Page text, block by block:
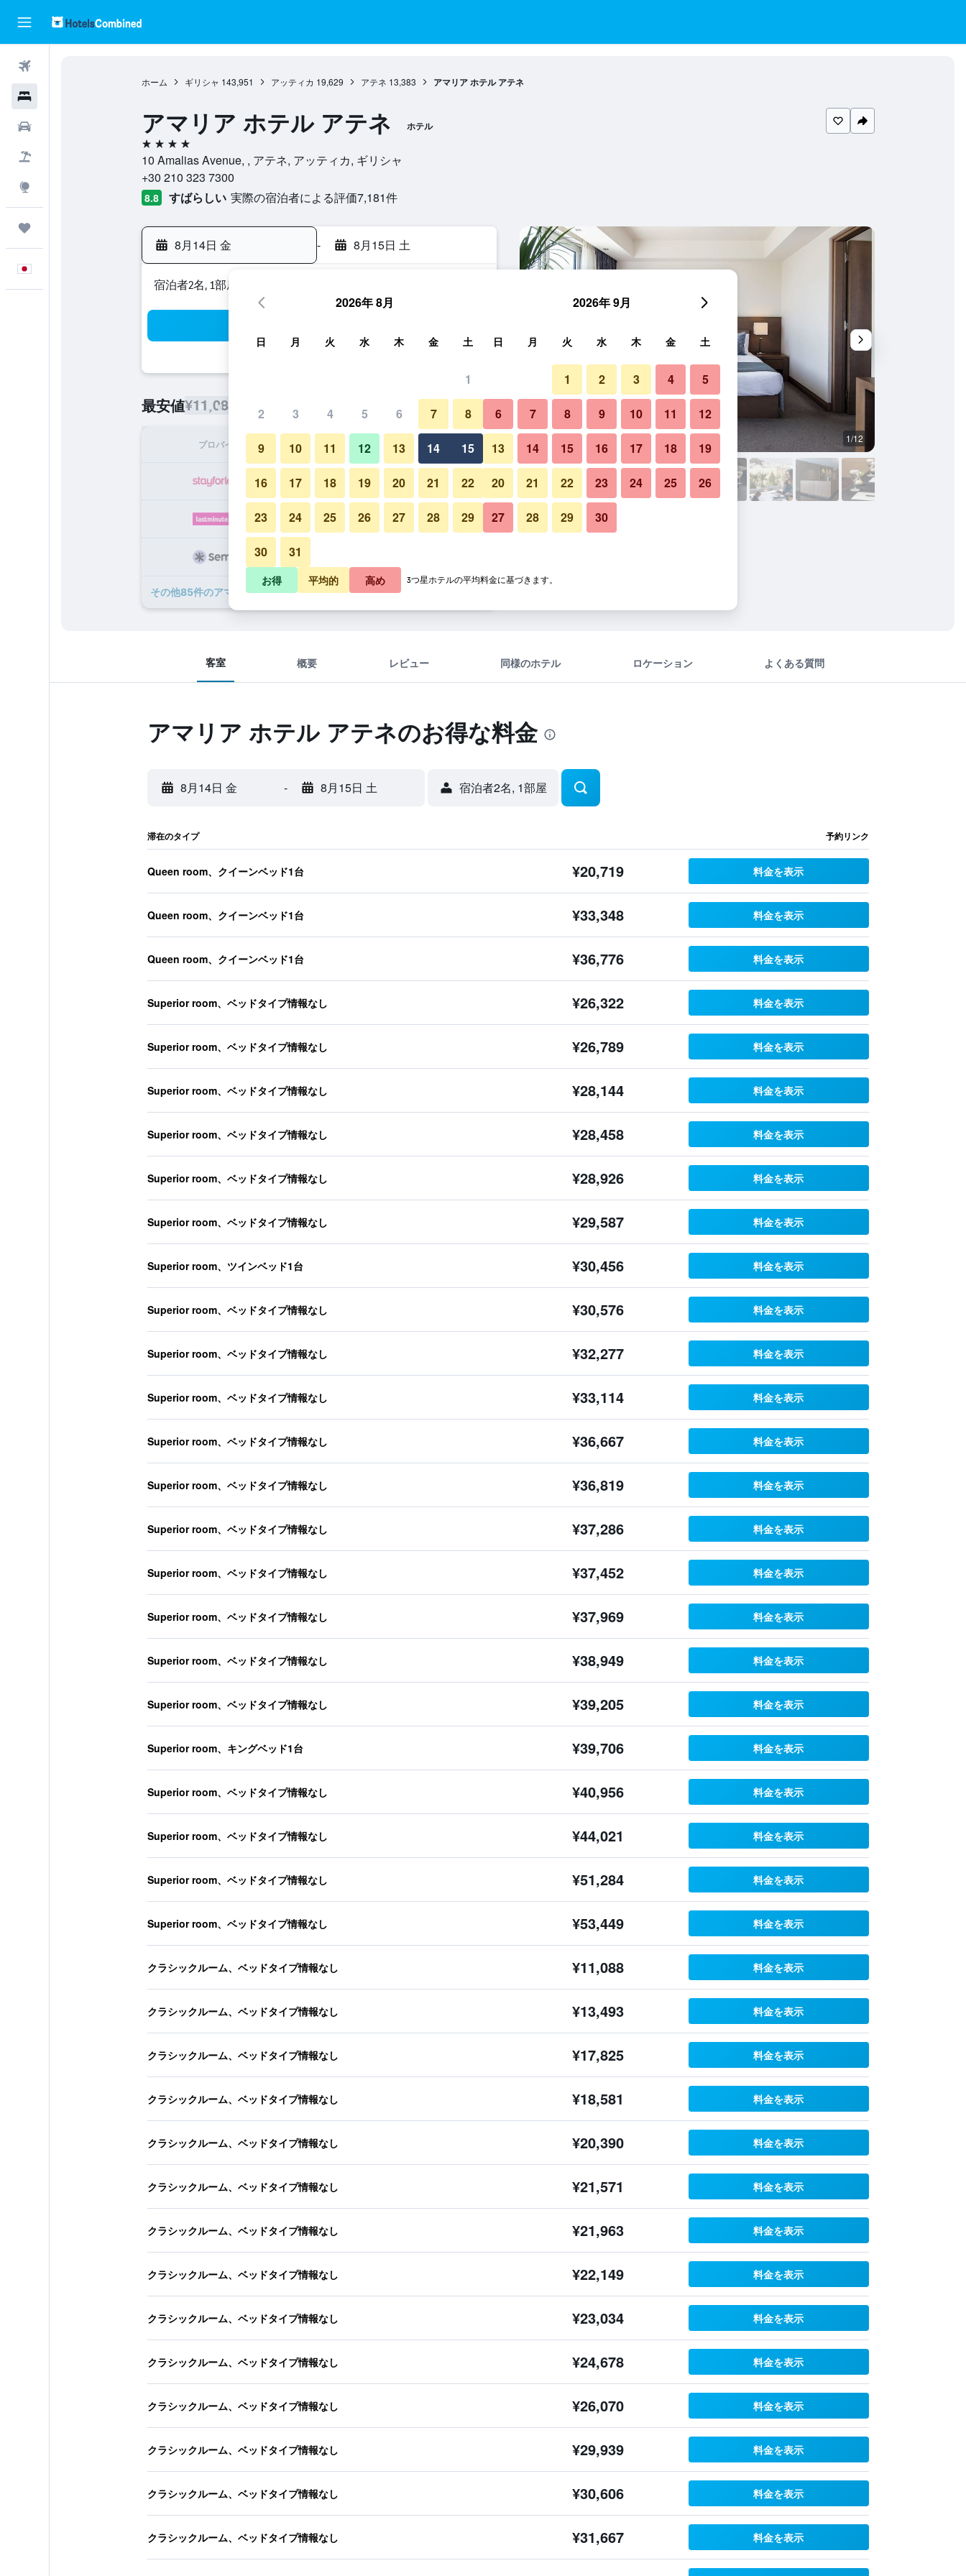
ホーム ギリシャ 143,951 アッティカ 19,629 アテネ 13,383 アマリア ホテル アテネ
アマリア ホテル アテネ ホテル
4つ星
10 Amalias Avenue, , アテネ, アッティカ, ギリシャ
+30 210 323 7300
8.8 すばらしい 実際の宿泊者による評価7,181​件
8月14日 金 - 8月15日 土
宿泊者2名, 1​部屋
最安値¥11,088
プロバイダ 1泊あたり合計
¥11,088 プランを見る
¥13,493 プランを見る
​その他85​件のアマリア ホテル アテネのオファー
その他 1/12
アマリア ホテル アテネの写真
客室 概要 レビュー 同様のホテル ロケーション よくある質問
アマリア ホテル アテネのお得な料金
8月14日 金 - 8月15日 土 宿泊者2名, 1​部屋
滞在のタイプ 予約リンク
Queen room、クイーンベッド1台 ¥20,719 料金を表示
Queen room、クイーンベッド1台 ¥33,348 料金を表示
Queen room、クイーンベッド1台 ¥36,776 料金を表示
Superior room、ベッドタイプ情報なし ¥26,322 料金を表示
Superior room、ベッドタイプ情報なし ¥26,789 料金を表示
Superior room、ベッドタイプ情報なし ¥28,144 料金を表示
Superior room、ベッドタイプ情報なし ¥28,458 料金を表示
Superior room、ベッドタイプ情報なし ¥28,926 料金を表示
Superior room、ベッドタイプ情報なし ¥29,587 料金を表示
Superior room、ツインベッド1台 ¥30,456 料金を表示
Superior room、ベッドタイプ情報なし ¥30,576 料金を表示
Superior room、ベッドタイプ情報なし ¥32,277 料金を表示
Superior room、ベッドタイプ情報なし ¥33,114 料金を表示
Superior room、ベッドタイプ情報なし ¥36,667 料金を表示
Superior room、ベッドタイプ情報なし ¥36,819 料金を表示
Superior room、ベッドタイプ情報なし ¥37,286 料金を表示
Superior room、ベッドタイプ情報なし ¥37,452 料金を表示
Superior room、ベッドタイプ情報なし ¥37,969 料金を表示
Superior room、ベッドタイプ情報なし ¥38,949 料金を表示
Superior room、ベッドタイプ情報なし ¥39,205 料金を表示
Superior room、キングベッド1台 ¥39,706 料金を表示
Superior room、ベッドタイプ情報なし ¥40,956 料金を表示
Superior room、ベッドタイプ情報なし ¥44,021 料金を表示
Superior room、ベッドタイプ情報なし ¥51,284 料金を表示
Superior room、ベッドタイプ情報なし ¥53,449 料金を表示
クラシックルーム、ベッドタイプ情報なし ¥11,088 料金を表示
クラシックルーム、ベッドタイプ情報なし ¥13,493 料金を表示
クラシックルーム、ベッドタイプ情報なし ¥17,825 料金を表示
クラシックルーム、ベッドタイプ情報なし ¥18,581 料金を表示
クラシックルーム、ベッドタイプ情報なし ¥20,390 料金を表示
クラシックルーム、ベッドタイプ情報なし ¥21,571 料金を表示
クラシックルーム、ベッドタイプ情報なし ¥21,963 料金を表示
クラシックルーム、ベッドタイプ情報なし ¥22,149 料金を表示
クラシックルーム、ベッドタイプ情報なし ¥23,034 料金を表示
クラシックルーム、ベッドタイプ情報なし ¥24,678 料金を表示
クラシックルーム、ベッドタイプ情報なし ¥26,070 料金を表示
クラシックルーム、ベッドタイプ情報なし ¥29,939 料金を表示
クラシックルーム、ベッドタイプ情報なし ¥30,606 料金を表示
クラシックルーム、ベッドタイプ情報なし ¥31,667 料金を表示
2026年 8月
日 月 火 水 木 金 土
1
2 3 4 5 6 7 8
9 10 11 12 13 14 15
16 17 18 19 20 21 22
23 24 25 26 27 28 29
30 31
2026年 9月
日 月 火 水 木 金 土
1 2 3 4 5
6 7 8 9 10 11 12
13 14 15 16 17 18 19
20 21 22 23 24 25 26
27 28 29 30
お得 平均的 高め 3つ星ホテルの平均料金に基づきます。